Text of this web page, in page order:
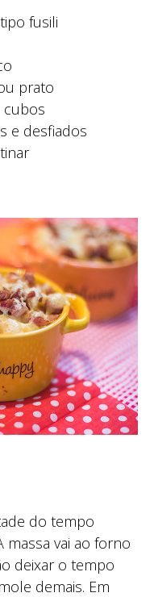
fusili
prato
cubos
e desfiados
do tempo
massa vai ao forno
deixar o tempo
demais. Em